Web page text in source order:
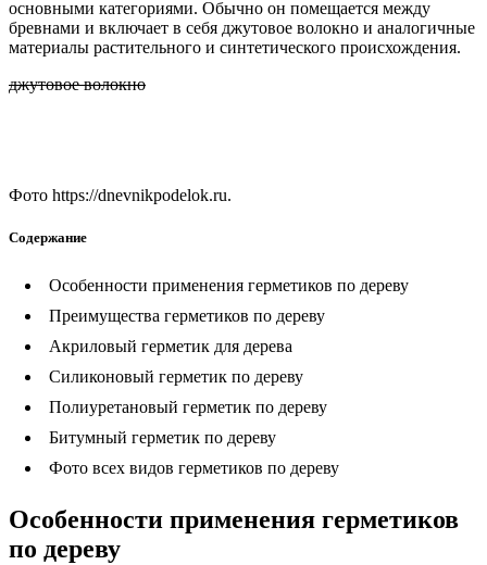
основными категориями. Обычно он помещается между
бревнами и включает в себя джутовое волокно и аналогичные
материалы растительного и синтетического происхождения.
джутовое волокно
Фото https://dnevnikpodelok.ru.
Содержание
Особенности применения герметиков по дереву
Преимущества герметиков по дереву
Акриловый герметик для дерева
Силиконовый герметик по дереву
Полиуретановый герметик по дереву
Битумный герметик по дереву
Фото всех видов герметиков по дереву
Особенности применения герметиков
по дереву